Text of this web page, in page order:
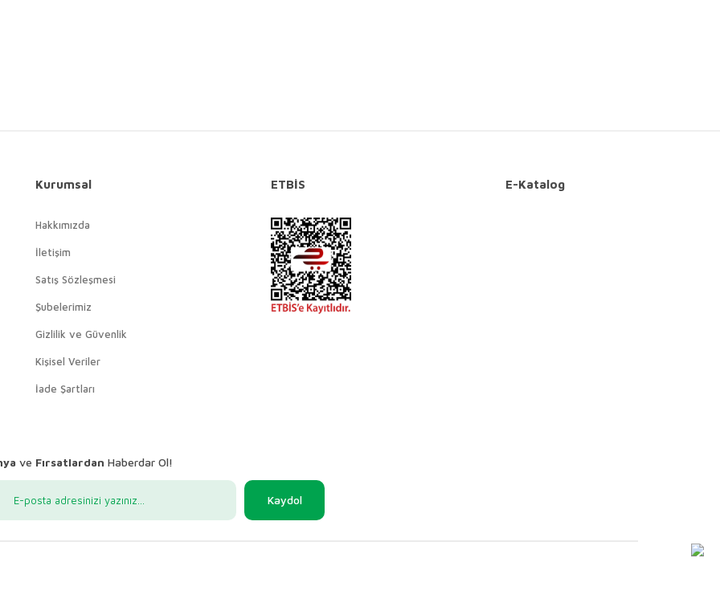
Kurumsal
Hakkımızda
İletişim
Satış Sözleşmesi
Şubelerimiz
Gizlilik ve Güvenlik
Kişisel Veriler
İade Şartları
ETBİS E-Katalog
ve Fırsatlardan Haberdar Ol!
Kaydol